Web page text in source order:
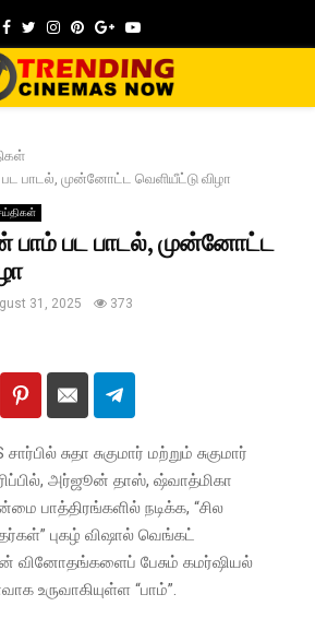
Facebook
TwitterInstagram
Pinterest
GoogleYoutube
பாடல், முன்னோட்ட வெளியீட்டு விழா
பாம் பட பாடல், முன்னோட்ட
31, 2025 373
சுதா சுகுமார் மற்றும் சுகுமார்
அர்ஜூன் தாஸ், ஷ்வாத்மிகா
பாத்திரங்களில் நடிக்க, “சில
புகழ் விஷால் வெங்கட்
வினோதங்களைப் பேசும் கமர்ஷியல்
உருவாகியுள்ள “பாம்”.